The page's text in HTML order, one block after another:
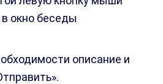
окно беседы
описание и